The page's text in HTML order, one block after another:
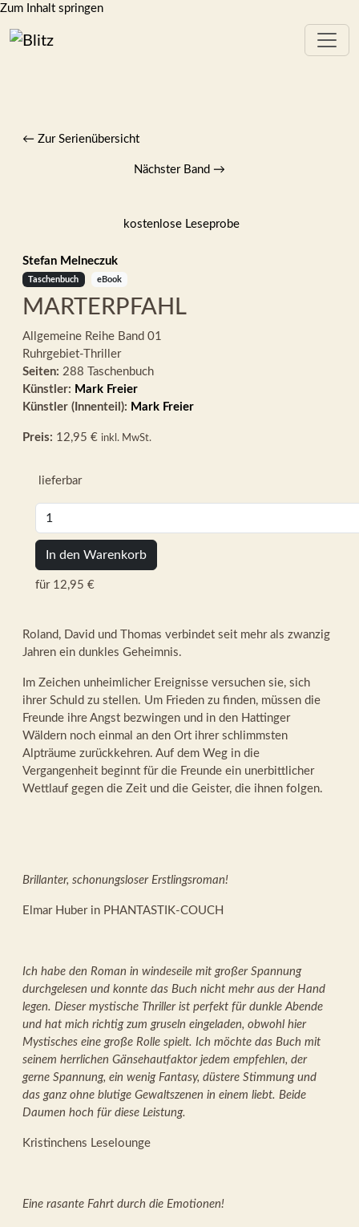
Zum Inhalt springen
← Zur Serienübersicht
Nächster Band →
kostenlose Leseprobe
Stefan Melneczuk
Taschenbuch eBook
MARTERPFAHL
Allgemeine Reihe Band 01
Ruhrgebiet-Thriller
Seiten: 288 Taschenbuch
Künstler: Mark Freier
Künstler (Innenteil): Mark Freier
Preis: 12,95 € inkl. MwSt.
lieferbar
In den Warenkorb
für 12,95 €
Roland, David und Thomas verbindet seit mehr als zwanzig
Jahren ein dunkles Geheimnis.
Im Zeichen unheimlicher Ereignisse versuchen sie, sich
ihrer Schuld zu stellen. Um Frieden zu finden, müssen die
Freunde ihre Angst bezwingen und in den Hattinger
Wäldern noch einmal an den Ort ihrer schlimmsten
Alpträume zurückkehren. Auf dem Weg in die
Vergangenheit beginnt für die Freunde ein unerbittlicher
Wettlauf gegen die Zeit und die Geister, die ihnen folgen.
Brillanter, schonungsloser Erstlingsroman!
Elmar Huber in PHANTASTIK-COUCH
Ich habe den Roman in windeseile mit großer Spannung
durchgelesen und konnte das Buch nicht mehr aus der Hand
legen. Dieser mystische Thriller ist perfekt für dunkle Abende
und hat mich richtig zum gruseln eingeladen, obwohl hier
Mystisches eine große Rolle spielt. Ich möchte das Buch mit
seinem herrlichen Gänsehautfaktor jedem empfehlen, der
gerne Spannung, ein wenig Fantasy, düstere Stimmung und
das ganz ohne blutige Gewaltszenen in einem liebt. Beide
Daumen hoch für diese Leistung.
Kristinchens Leselounge
Eine rasante Fahrt durch die Emotionen!